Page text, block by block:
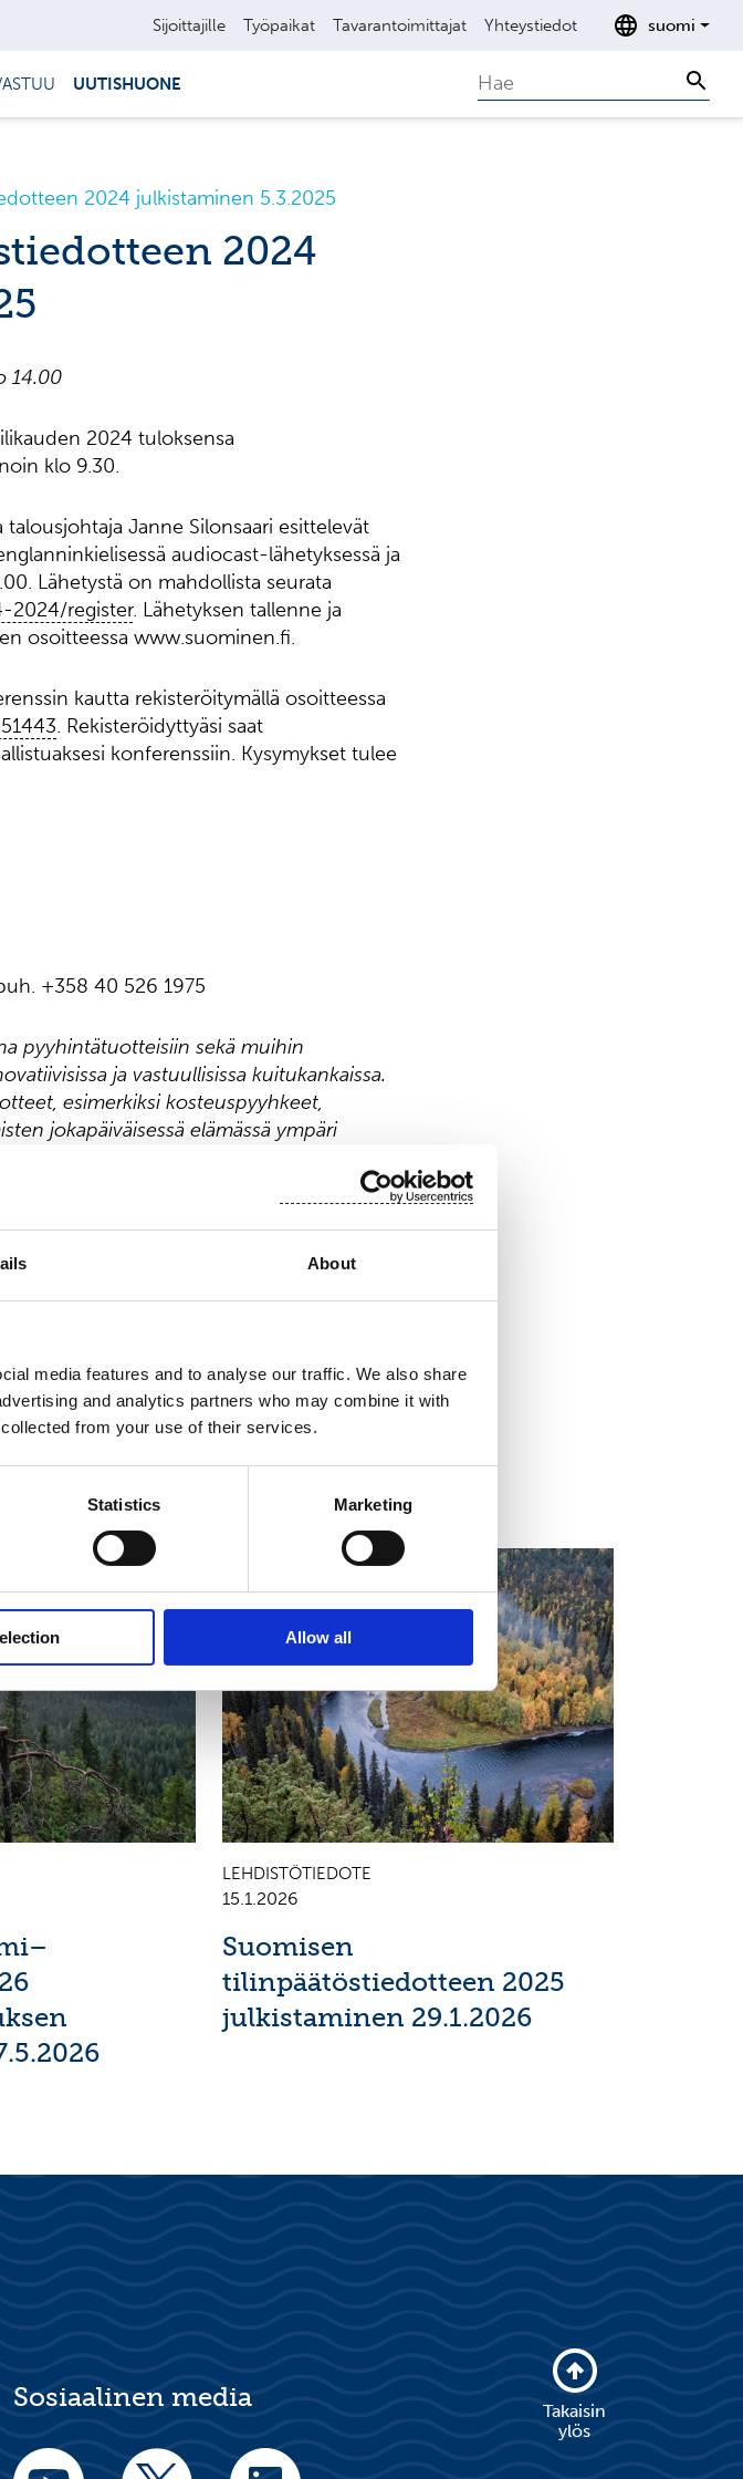
About
media features and to analyse our traffic. We also share
and analytics partners who may combine it with
from your use of their services.
Statistics Marketing
Allow all
Sijoittajille Työpaikat Tavarantoimittajat Yhteystiedot suomi
UUTISHUONE Search
2024 julkistaminen 5.3.2025
2024
14.00
2024 tuloksensa
klo 9.30.
Janne Silonsaari esittelevät
audiocast-lähetyksessä ja
Lähetystä on mahdollista seurata
2024/register. Lähetyksen tallenne ja
osoitteessa www.suominen.fi.
kautta rekisteröitymällä osoitteessa
. Rekisteröidyttyäsi saat
konferenssiin. Kysymykset tulee
+358 40 526 1975
pyyhintätuotteisiin sekä muihin
ja vastuullisissa kuitukankaissa.
esimerkiksi kosteuspyyhkeet,
jokapäiväisessä elämässä ympäri
CALENDAR OF EVENTS
LEHDISTÖTIEDOTE
15.1.2026
Suomisen
tilinpäätöstiedotteen 2025
julkistaminen 29.1.2026
Sosiaalinen media
Takaisin
ylös